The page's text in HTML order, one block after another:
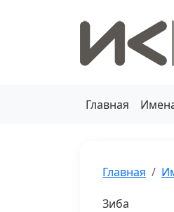
Главная
Главная
Зиба